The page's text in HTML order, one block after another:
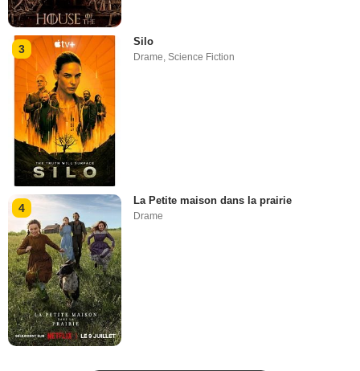
3
Silo
Drame,Science Fiction
4
La Petite maison dans la prairie
Drame